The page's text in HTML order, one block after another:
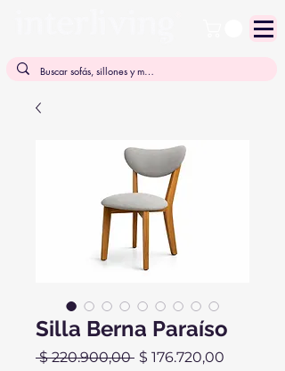
Silla Berna Paraíso
$ 220.900,00 Precio
$ 176.720,00